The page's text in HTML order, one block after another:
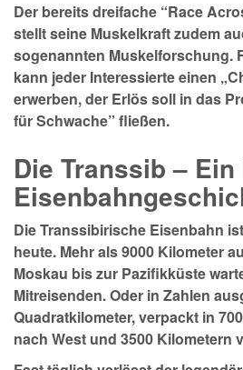
Der bereits dreifache “Race
stellt seine Muskelkraft zudem
sogenannten Muskelforschung.
kann jeder Interessierte einen
erwerben, der Erlös soll in das
für Schwache” fließen.
Die Transsib –
Die Transsibirische Eisenbahn
heute. Mehr als 9000 Kilometer
Moskau bis zur Pazifikküste
Mitreisenden. Oder in Zahlen
Quadratkilometer, verpackt in
nach West und 3500 Kilometern